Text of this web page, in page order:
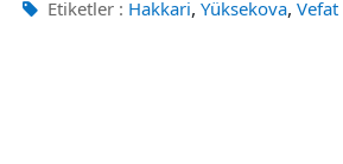
Etiketler : Hakkari, Yüksekova, Vefat